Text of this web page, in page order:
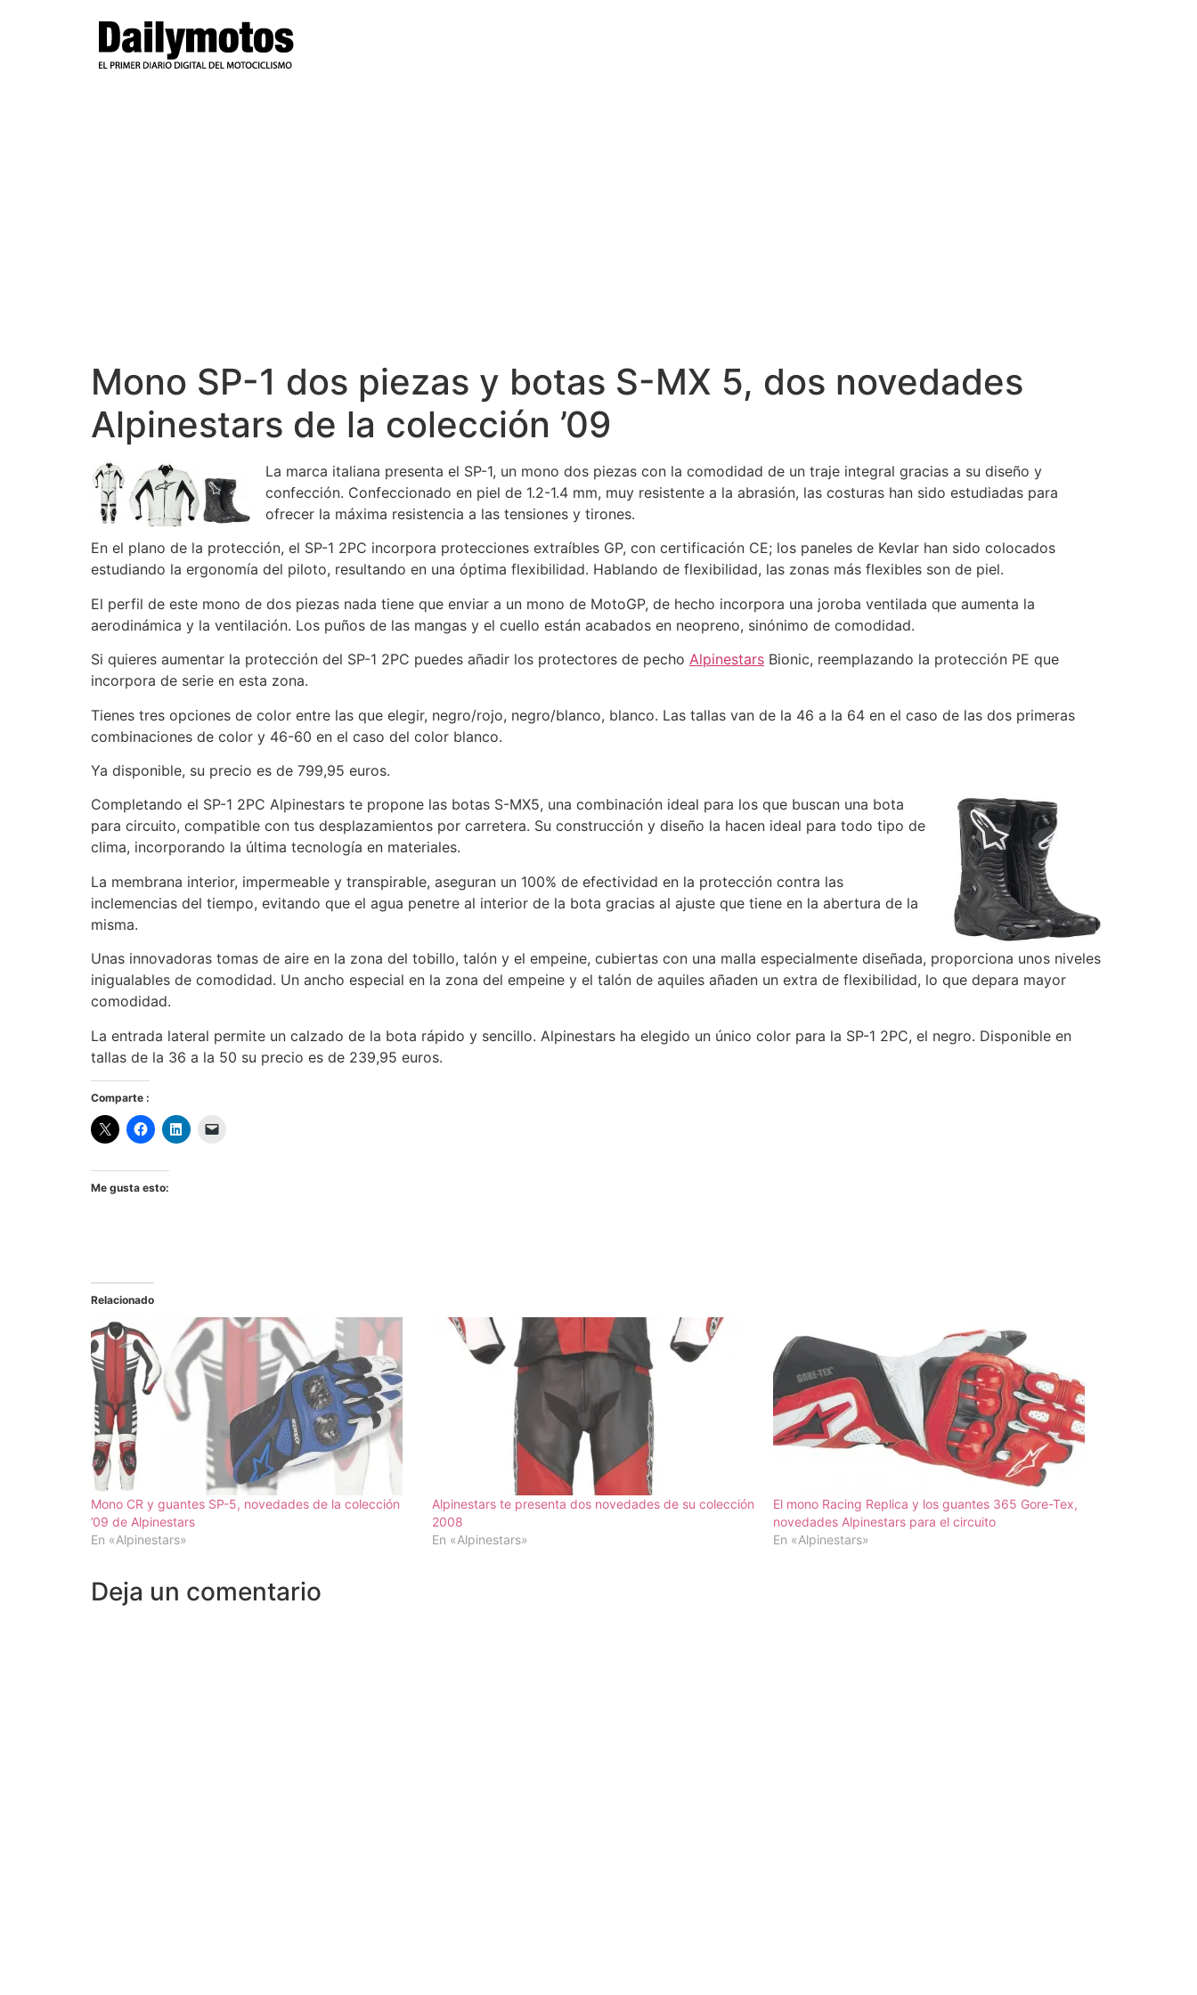
Mono SP-1 dos piezas y botas S-MX 5, dos novedades
Alpinestars de la colección ’09
La marca italiana presenta el SP-1, un mono dos piezas con la comodidad de un traje integral gracias a su diseño y
confección. Confeccionado en piel de 1.2-1.4 mm, muy resistente a la abrasión, las costuras han sido estudiadas para
ofrecer la máxima resistencia a las tensiones y tirones.
En el plano de la protección, el SP-1 2PC incorpora protecciones extraíbles GP, con certificación CE; los paneles de Kevlar han sido colocados
estudiando la ergonomía del piloto, resultando en una óptima flexibilidad. Hablando de flexibilidad, las zonas más flexibles son de piel.
El perfil de este mono de dos piezas nada tiene que enviar a un mono de MotoGP, de hecho incorpora una joroba ventilada que aumenta la
aerodinámica y la ventilación. Los puños de las mangas y el cuello están acabados en neopreno, sinónimo de comodidad.
Si quieres aumentar la protección del SP-1 2PC puedes añadir los protectores de pecho Alpinestars Bionic, reemplazando la protección PE que
incorpora de serie en esta zona.
Tienes tres opciones de color entre las que elegir, negro/rojo, negro/blanco, blanco. Las tallas van de la 46 a la 64 en el caso de las dos primeras
combinaciones de color y 46-60 en el caso del color blanco.
Ya disponible, su precio es de 799,95 euros.
Completando el SP-1 2PC Alpinestars te propone las botas S-MX5, una combinación ideal para los que buscan una bota
para circuito, compatible con tus desplazamientos por carretera. Su construcción y diseño la hacen ideal para todo tipo de
clima, incorporando la última tecnología en materiales.
La membrana interior, impermeable y transpirable, aseguran un 100% de efectividad en la protección contra las
inclemencias del tiempo, evitando que el agua penetre al interior de la bota gracias al ajuste que tiene en la abertura de la
misma.
Unas innovadoras tomas de aire en la zona del tobillo, talón y el empeine, cubiertas con una malla especialmente diseñada, proporciona unos niveles
inigualables de comodidad. Un ancho especial en la zona del empeine y el talón de aquiles añaden un extra de flexibilidad, lo que depara mayor
comodidad.
La entrada lateral permite un calzado de la bota rápido y sencillo. Alpinestars ha elegido un único color para la SP-1 2PC, el negro. Disponible en
tallas de la 36 a la 50 su precio es de 239,95 euros.
Comparte :
Me gusta esto:
Relacionado
Mono CR y guantes SP-5, novedades de la colección
’09 de Alpinestars
En «Alpinestars»
Alpinestars te presenta dos novedades de su colección
2008
En «Alpinestars»
El mono Racing Replica y los guantes 365 Gore-Tex,
novedades Alpinestars para el circuito
En «Alpinestars»
Deja un comentario